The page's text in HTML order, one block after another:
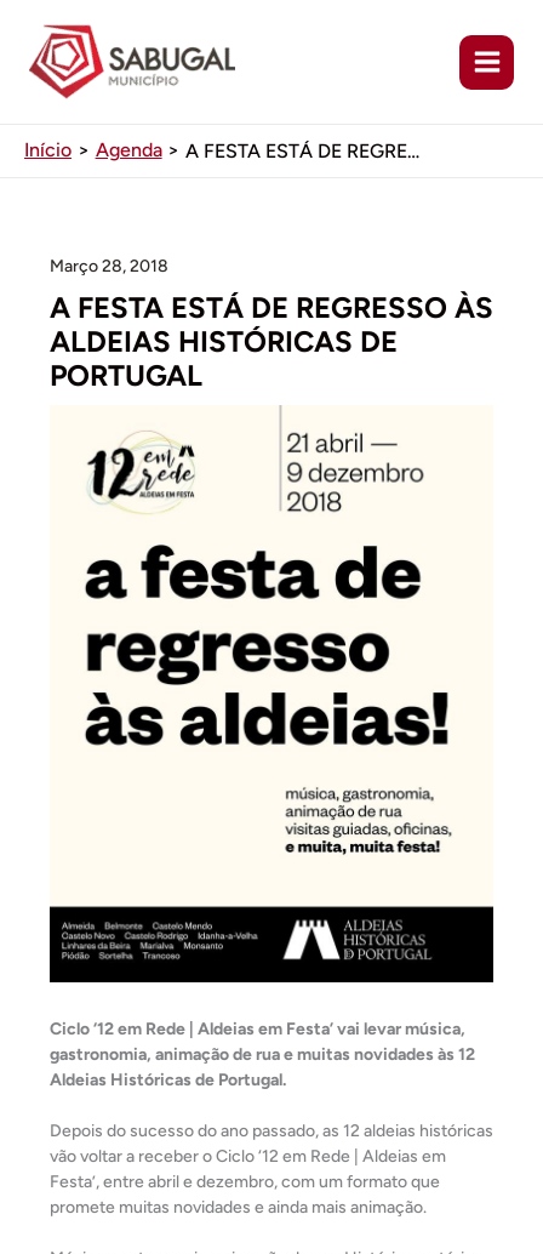
conteúdo
Início Agenda A FESTA ESTÁ DE REGRESSO ÀS ALDEIAS HISTÓRICAS DE PORTUGAL
Março 28, 2018
A FESTA ESTÁ DE REGRESSO ÀS
ALDEIAS HISTÓRICAS DE
PORTUGAL
Ciclo ‘12 em Rede | Aldeias em Festa’ vai levar música,
gastronomia, animação de rua e muitas novidades às 12
Aldeias Históricas de Portugal.
Depois do sucesso do ano passado, as 12 aldeias históricas
vão voltar a receber o Ciclo ‘12 em Rede | Aldeias em
Festa’, entre abril e dezembro, com um formato que
promete muitas novidades e ainda mais animação.